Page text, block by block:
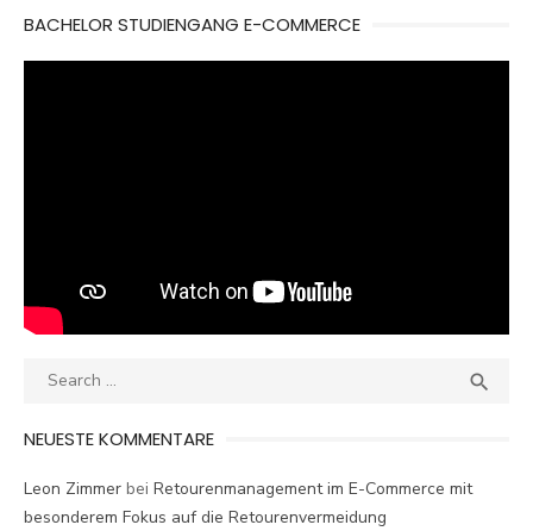
BACHELOR STUDIENGANG E-COMMERCE
Search

NEUESTE KOMMENTARE
Leon Zimmer bei Retourenmanagement im E-Commerce mit
besonderem Fokus auf die Retourenvermeidung